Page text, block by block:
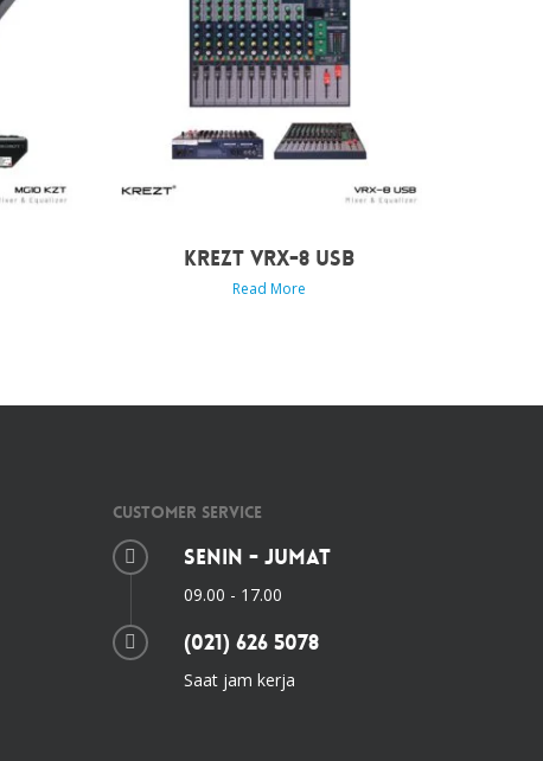
KREZT VRX-8 USB
Read More
Customer Service
Senin - Jumat
09.00 - 17.00
(021) 626 5078
Saat jam kerja